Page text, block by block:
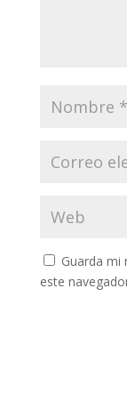
Guarda mi
este